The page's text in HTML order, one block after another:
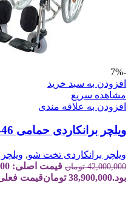
-7%
افزودن به سبد خرید
مشاهده سریع
افزودن به علاقه مندی
ویلچر برانکاردی حمامی 610GC-PU-46
ویلچر برانکاردی تخت شو,
42,000,000 تومان
بود.38,900,000 تومانقیمت فعلی: 38,900,000